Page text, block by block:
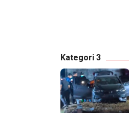
Kategori 3